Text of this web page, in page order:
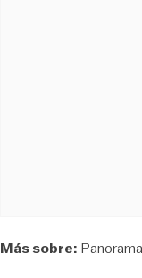
Más sobre: Panorama